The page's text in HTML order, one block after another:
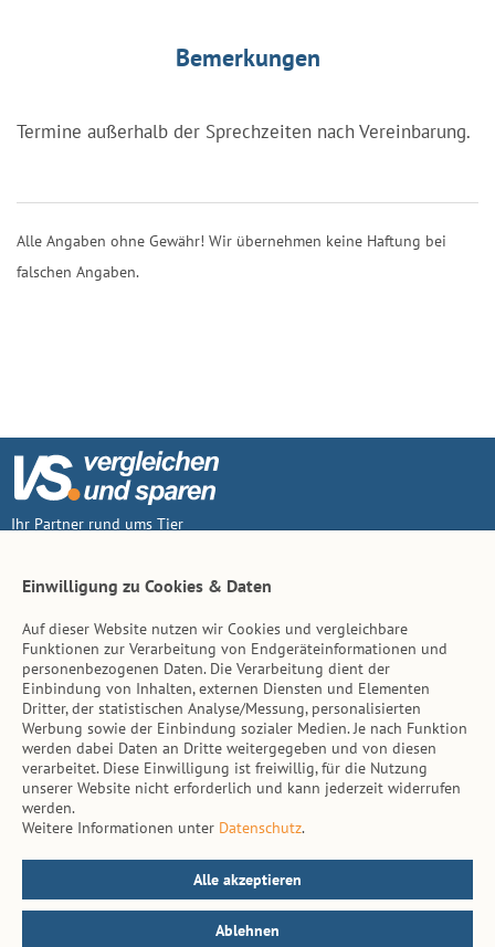
Bemerkungen
Termine außerhalb der Sprechzeiten nach Vereinbarung.
Alle Angaben ohne Gewähr! Wir übernehmen keine Haftung bei
falschen Angaben.
Ihr Partner rund ums Tier
Inhalt
Tierarzt-Suche
Hinweise
AGB
Impressum
Datenschutz
Kontakt
Einwilligung zu Cookies & Daten
Auf dieser Website nutzen wir Cookies und vergleichbare
Funktionen zur Verarbeitung von Endgeräteinformationen und
personenbezogenen Daten. Die Verarbeitung dient der
Einbindung von Inhalten, externen Diensten und Elementen
Dritter, der statistischen Analyse/Messung, personalisierten
Werbung sowie der Einbindung sozialer Medien. Je nach Funktion
werden dabei Daten an Dritte weitergegeben und von diesen
verarbeitet. Diese Einwilligung ist freiwillig, für die Nutzung
unserer Website nicht erforderlich und kann jederzeit widerrufen
werden.
Weitere Informationen unter Datenschutz.
Alle akzeptieren
Ablehnen